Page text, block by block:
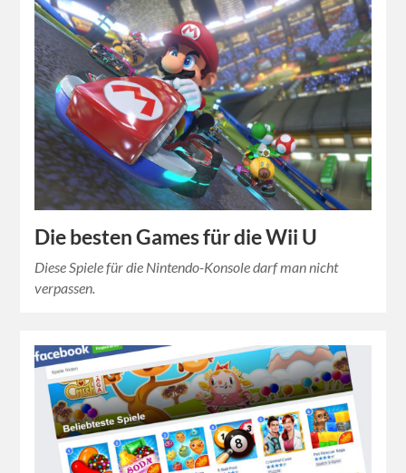
Die besten Games für die Wii U
Diese Spiele für die Nintendo-Konsole darf man nicht
verpassen.